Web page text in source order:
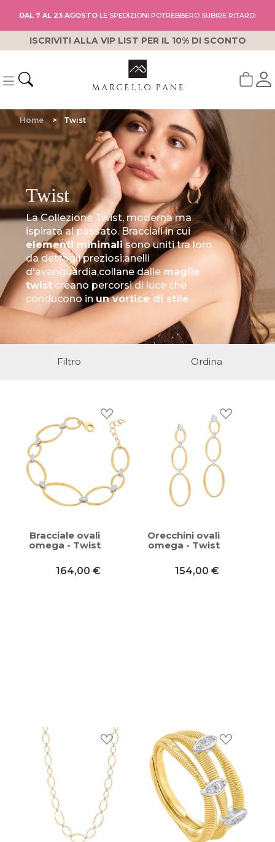
DAL 7 AL 23 AGOSTO LE SPEDIZIONI POTREBBERO SUBIRE RITARDI
ISCRIVITI ALLA VIP LIST PER IL 10% DI SCONTO
Home Twist
Twist
La Collezione Twist, moderna ma
ispirata al passato. Bracciali in cui
elementi minimalisono uniti tra loro
da dettagli preziosi;anelli
d'avanguardia,collane dallemaglie
twistcreano percorsi di luce che
conducono in un vortice di stile.
Ordina
Filtro
Bracciale ovali
omega - Twist
164,00 €
Orecchini ovali
omega - Twist
154,00 €